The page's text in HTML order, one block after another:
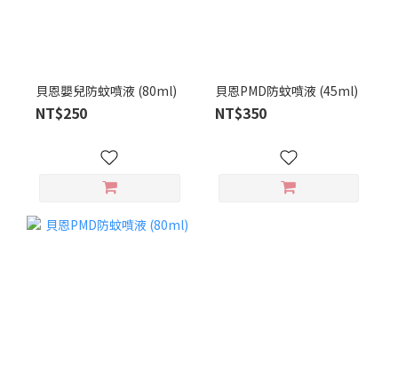
貝恩嬰兒防蚊噴液 (80ml)
NT$250
貝恩PMD防蚊噴液 (45ml)
NT$350